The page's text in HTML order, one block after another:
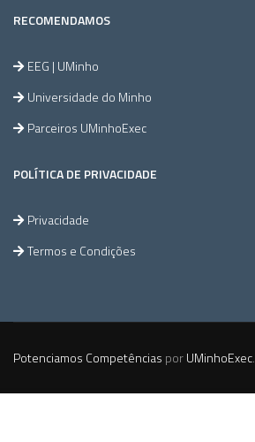
RECOMENDAMOS
EEG | UMinho
Universidade do Minho
Parceiros UMinhoExec
POLÍTICA DE PRIVACIDADE
Privacidade
Termos e Condições
Potenciamos Competências porUMinhoExec.